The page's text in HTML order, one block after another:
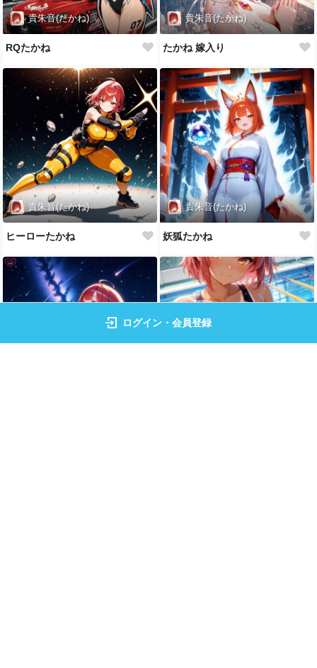
貴朱音(たかね)
RQたかね
貴朱音(たかね)
たかね 嫁入り
貴朱音(たかね)
ヒーローたかね
貴朱音(たかね)
妖狐たかね
ログイン・会員登録